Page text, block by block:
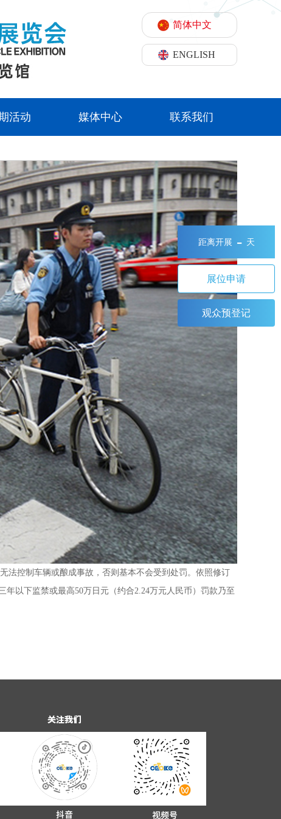
简体中文
ENGLISH
活动 媒体中心 联系我们
法控制车辆或酿成事故，否则基本不会受到处罚。依照修订
以下监禁或最高50万日元（约合2.24万元人民币）罚款乃至
距离开展 - 天
展位申请
观众预登记